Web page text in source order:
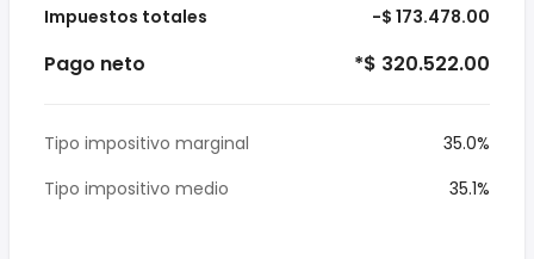
Impuestos totales -$ 173.478.00
Pago neto *$ 320.522.00
Tipo impositivo marginal
35.0%
Tipo impositivo medio
35.1%